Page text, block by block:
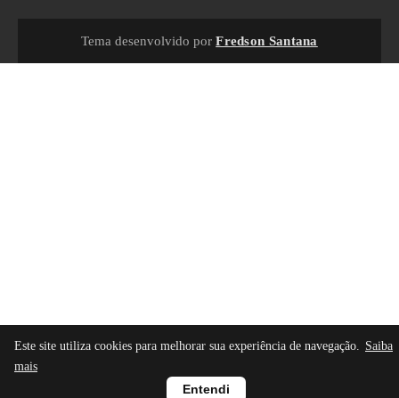
Tema desenvolvido por Fredson Santana
Este site utiliza cookies para melhorar sua experiência de navegação. Saiba
mais
Entendi